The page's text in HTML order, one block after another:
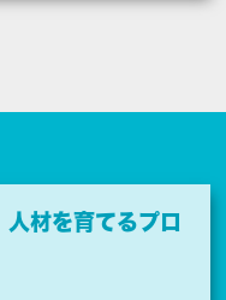
人材を育てるプロ